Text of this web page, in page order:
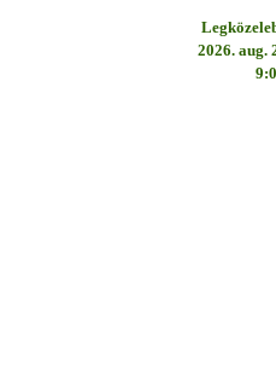
2026. aug.